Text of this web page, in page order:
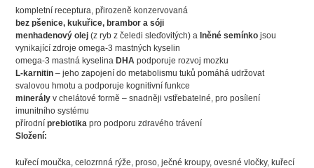
kompletní receptura, přirozeně konzervovaná
bez pšenice, kukuřice, brambor a sóji
menhadenový olej (z ryb z čeledi sleďovitých) a lněné semínko jsou
vynikající zdroje omega-3 mastných kyselin
omega-3 mastná kyselina DHA podporuje rozvoj mozku
L-karnitin – jeho zapojení do metabolismu tuků pomáhá udržovat
svalovou hmotu a podporuje kognitivní funkce
minerály v chelátové formě – snadněji vstřebatelné, pro posílení
imunitního systému
přírodníprebiotika pro podporu zdravého trávení
Složení:
kuřecí moučka, celozrnná rýže, proso, ječné kroupy, ovesné vločky, kuřecí